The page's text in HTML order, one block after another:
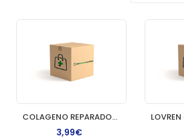
COLAGENO REPARADOR DEL CABELLO LOVREN
3,99€